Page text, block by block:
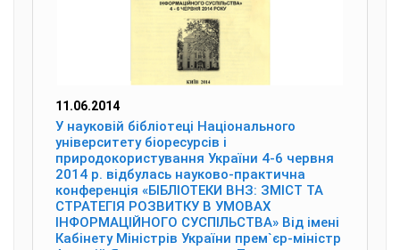
11.06.2014
У науковій бібліотеці Національного
університету біоресурсів і
природокористування України 4-6 червня
2014 р. відбулась науково-практична
конференція «БІБЛІОТЕКИ ВНЗ: ЗМІСТ ТА
СТРАТЕГІЯ РОЗВИТКУ В УМОВАХ
ІНФОРМАЦІЙНОГО СУСПІЛЬСТВА» Від імені
Кабінету Міністрів України прем`єр-міністр